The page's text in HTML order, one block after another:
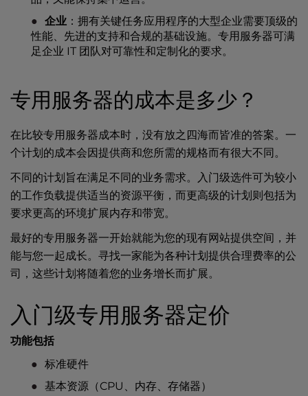
企业 ：拥有关键任务应用程序的大型企业需要顶级的
性能、先进的支持和合规的基础设施。专用服务器可满
足企业 IT 团队对可靠性和定制化的要求。
专用服务器的成本是多少？
在比较专用服务器成本时，没有放之四海而皆准的答案。一
个计划的成本会因提供商和您所需的规格而有很大不同。
不同的计划旨在满足不同的业务需求。入门级选件可为较小
的工作负载提供适当的资源平衡，而更高级的计划则包括为
要求更高的环境扩展内存和带宽。
最好的专用服务器一开始就能为您的现有网站提供空间，并
能与您一起成长。寻找一家能为各种计划提供合理费率的公
司，这些计划将随着您的业务增长而扩展。
入门级专用服务器定价
功能包括
标准硬件
基本资源（CPU、内存、存储器）